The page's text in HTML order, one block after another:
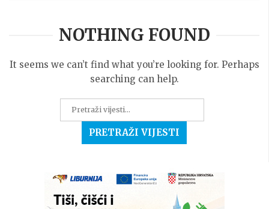
NOTHING FOUND
It seems we can’t find what you’re looking for. Perhaps
searching can help.